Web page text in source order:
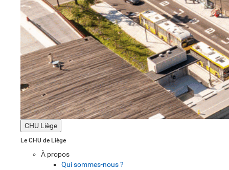
CHU Liège
Le CHU de Liège
À propos
Qui sommes-nous ?